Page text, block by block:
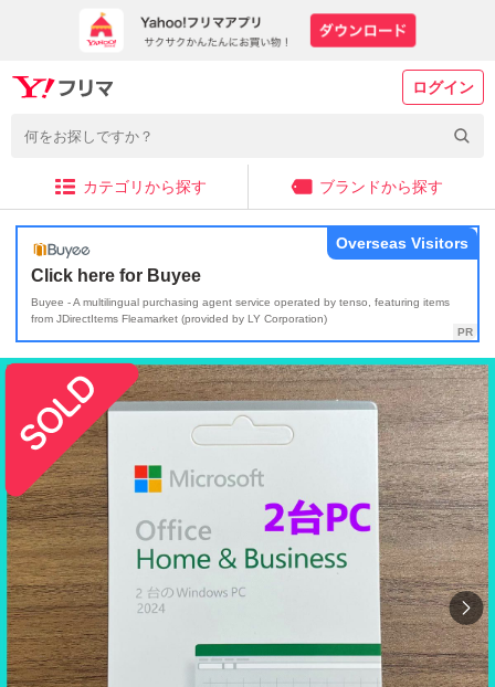
ログイン
カテゴリから探す ブランドから探す
Click here for Buyee
Buyee - A multilingual purchasing agent service operated by tenso, featuring items
from JDirectItems Fleamarket (provided by LY Corporation)
Overseas Visitors